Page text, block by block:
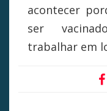
acontecer
ser
trabalhar em